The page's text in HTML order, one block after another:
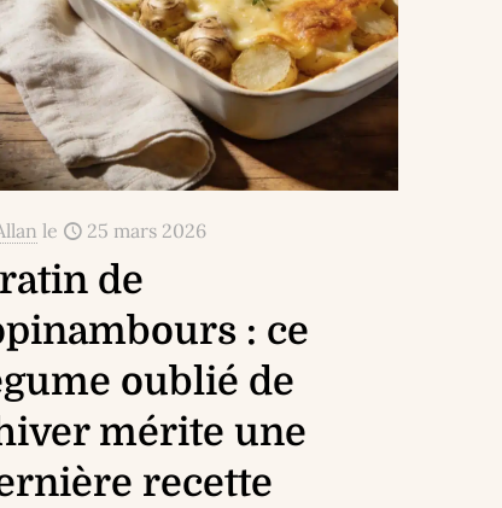
le 25 mars 2026
de
: ce
oublié de
mérite une
recette